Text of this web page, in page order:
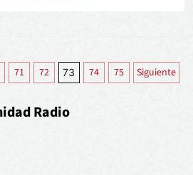
71 72 73 74 75 Siguiente
Radio